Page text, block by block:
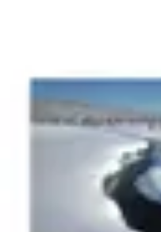
Destination Parfaite